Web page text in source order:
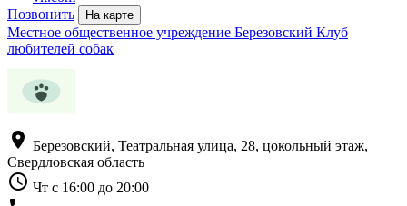
Позвонить
На карте
Местное общественное учреждение Березовский Клуб
любителей собак
location_on Березовский, Театральная улица, 28, цокольный этаж,
Свердловская область
schedule Чт с 16:00 до 20:00